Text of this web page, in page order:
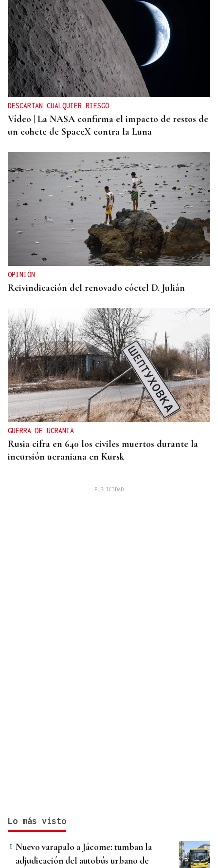
ACCIDENTE DE TRÁFICO
Mueren dos personas tras chocar su furgoneta
contra una camión de conservación en la A-6 en
Lugo
DESCARTAN CUALQUIER RIESGO
Vídeo | La NASA confirma el impacto de restos de
un cohete de SpaceX contra la Luna
OPINIÓN
Reivindicación del renovado cóctel D. Julián
GUERRA DE UCRANIA
Rusia cifra en 640 los civiles muertos durante la
incursión ucraniana en Kursk
Lo más visto
Nuevo varapalo a Jácome: tumban la
adjudicación del autobús urbano de